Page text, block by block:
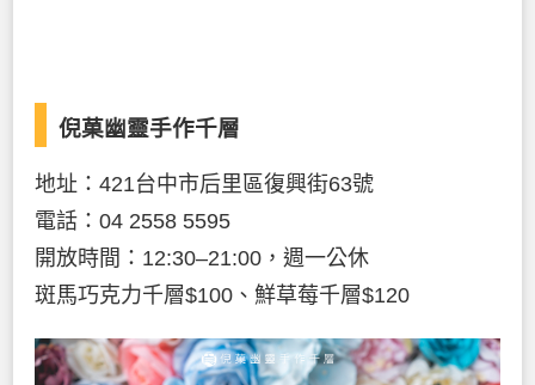
倪菓幽靈手作千層
地址：421台中市后里區復興街63號
電話：04 2558 5595
開放時間：12:30–21:00，週一公休
斑馬巧克力千層$100、鮮草莓千層$120